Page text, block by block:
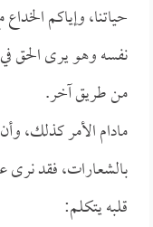
حياتنا، وإياكم
نفسه وهو يرى الحق
من طريق آخر.
مادام الأمر كذلك،
بالشعارات، فقد نرى
قلبه يتكلم: